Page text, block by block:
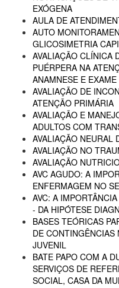
EXÓGENA
AULA DE
AUTO
GLICOSIMETRIA
AVALIAÇÃO CLÍNICA
PUÉRPERA NA
ANAMNESE E
AVALIAÇÃO DE
ATENÇÃO PRIMÁRIA
AVALIAÇÃO E
ADULTOS COM
AVALIAÇÃO NEURAL
AVALIAÇÃO NO
AVALIAÇÃO
AVC AGUDO: A
ENFERMAGEM NO
AVC: A
- DA HIPÓTESE
BASES TEÓRICAS
DE CONTINGÊNCIAS
JUVENIL
BATE PAPO COM A
SERVIÇOS DE
SOCIAL, CASA DA